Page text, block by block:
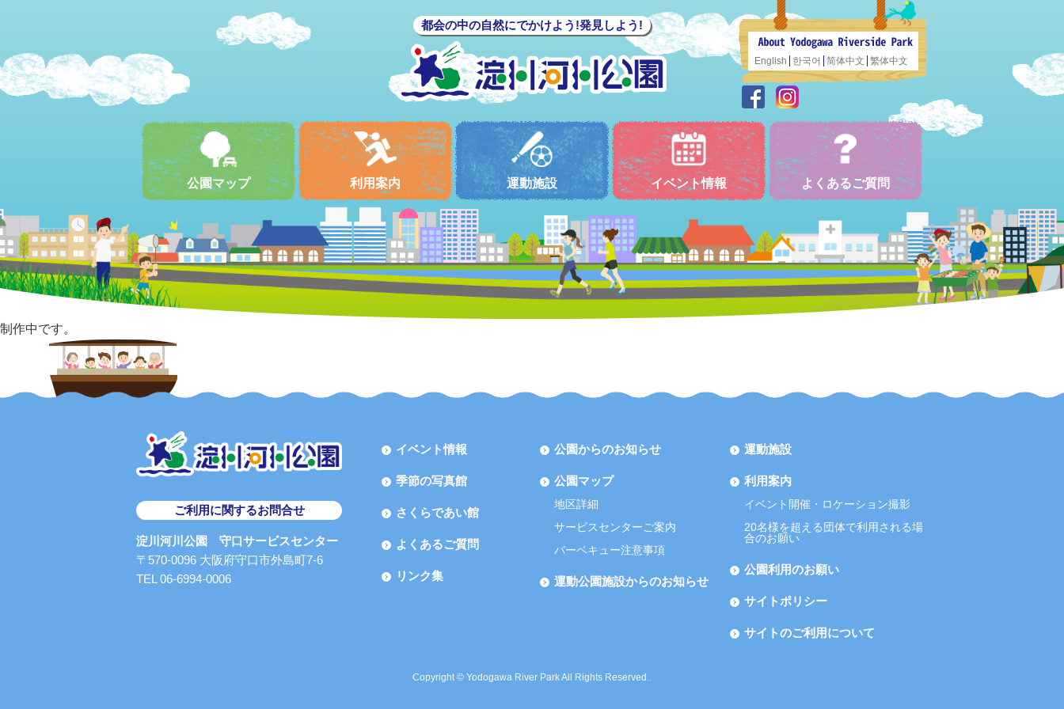
都会の中の自然にでかけよう!発見しよう!
English 한국어 简体中文 繁体中文
公園マップ 利用案内 運動施設 イベント情報 よくあるご質問
制作中です。
ご利用に関するお問合せ
淀川河川公園 守口サービスセンター
〒570-0096 大阪府守口市外島町7-6
TEL 06-6994-0006
イベント情報
季節の写真館
さくらであい館
よくあるご質問
リンク集
公園からのお知らせ
公園マップ
地区詳細
サービスセンターご案内
バーベキュー注意事項
運動公園施設からのお知らせ
運動施設
利用案内
イベント開催・ロケーション撮影
20名様を超える団体で利用される場
合のお願い
公園利用のお願い
サイトポリシー
サイトのご利用について
Copyright © Yodogawa River Park All Rights Reserved..